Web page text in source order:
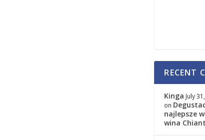
RECENT
Kinga July
on
najlepsze
wina